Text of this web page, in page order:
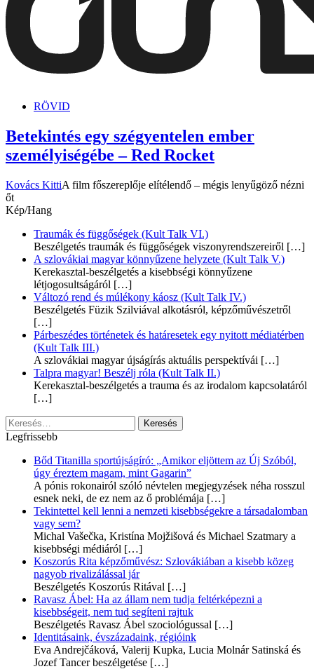
RÖVID
Betekintés egy szégyentelen ember
személyiségébe – Red Rocket
Kovács KittiA film főszereplője elítélendő – mégis lenyűgöző nézni
őt
Kép/Hang
Traumák és függőségek (Kult Talk VI.)
Beszélgetés traumák és függőségek viszonyrendszereiről […]
A szlovákiai magyar könnyűzene helyzete (Kult Talk V.)
Kerekasztal-beszélgetés a kisebbségi könnyűzene
létjogosultságáról […]
Változó rend és múlékony káosz (Kult Talk IV.)
Beszélgetés Füzik Szilviával alkotásról, képzőművészetről
[…]
Párbeszédes történetek és határesetek egy nyitott médiatérben
(Kult Talk III.)
A szlovákiai magyar újságírás aktuális perspektívái […]
Talpra magyar! Beszélj róla (Kult Talk II.)
Kerekasztal-beszélgetés a trauma és az irodalom kapcsolatáról
[…]
Keresés:
Legfrissebb
Bőd Titanilla sportújságíró: „Amikor eljöttem az Új Szóból,
úgy éreztem magam, mint Gagarin”
A pónis rokonairól szóló névtelen megjegyzések néha rosszul
esnek neki, de ez nem az ő problémája […]
Tekintettel kell lenni a nemzeti kisebbségekre a társadalomban
vagy sem?
Michal Vašečka, Kristína Mojžišová és Michael Szatmary a
kisebbségi médiáról […]
Koszorús Rita képzőművész: Szlovákiában a kisebb közeg
nagyob rivalizálással jár
Beszélgetés Koszorús Ritával […]
Ravasz Ábel: Ha az állam nem tudja feltérképezni a
kisebbségeit, nem tud segíteni rajtuk
Beszélgetés Ravasz Ábel szociológussal […]
Identitásaink, évszázadaink, régióink
Eva Andrejčáková, Valerij Kupka, Lucia Molnár Satinská és
Jozef Tancer beszélgetése […]